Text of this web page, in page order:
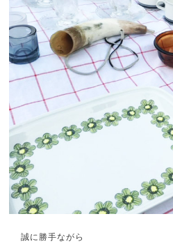
誠に勝手ながら